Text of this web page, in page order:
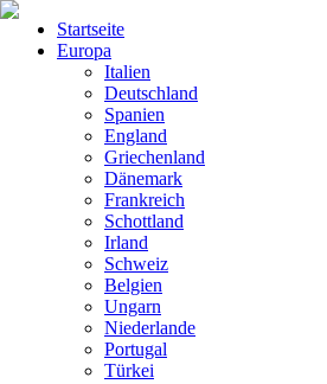
Startseite
Europa
Italien
Deutschland
Spanien
England
Griechenland
Dänemark
Frankreich
Schottland
Irland
Schweiz
Belgien
Ungarn
Niederlande
Portugal
Türkei